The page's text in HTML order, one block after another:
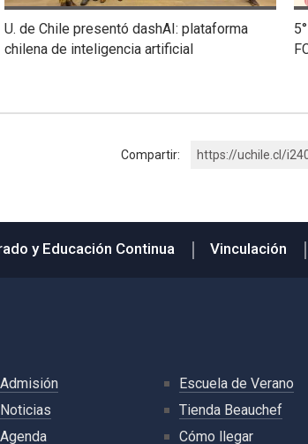
U. de Chile presentó dashAI: plataforma
chilena de inteligencia artificial
Compartir: https://uchile.cl/
y Educación Continua Vinculación
Admisión
Noticias
Agenda
Escuela de Verano
Tienda Beauchef
Cómo llegar